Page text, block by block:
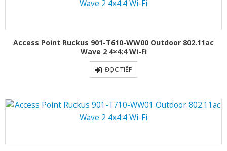
Access Point Ruckus 901-T610-WW00 Outdoor 802.11ac
Wave 2 4×4:4 Wi-Fi
ĐỌC TIẾP